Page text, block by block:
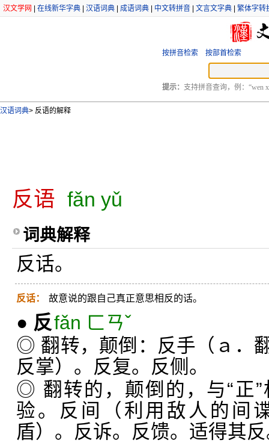
汉文学网 在线新华字典 汉语词典 成语词典 中文转拼音 文言文字典 繁体字转
按拼音检索 按部首检索
提示： 支持拼音查询，例：“wen
汉语词典> 反语的解释
反语 fǎn yǔ
词典解释
反话。
反话： 故意说的跟自己真正意思相反的话。
● 反fǎn ㄈㄢˇ
◎ 翻转，颠倒：反手（ａ．
反掌）。反复。反侧。
◎ 翻转的，颠倒的，与“正
验。反间（利用敌人的间
盾）。反诉。反馈。适得其